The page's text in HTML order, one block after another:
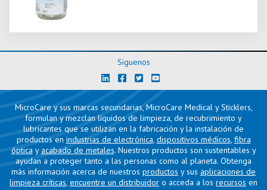
Siguenos
MicroCare y sus marcas secundarias, MicroCare Medical y Sticklers,
formulan y mezclan líquidos de limpieza, de recubrimiento y
lubricantes que se utilizan en la fabricación y la instalación de
productos en industrias de electrónica, dispositivos médicos, fibra
óptica y acabado de metales. Nuestros productos son sustentables y
ayudan a proteger tanto a las personas como al planeta. Obtenga
más información acerca de nuestros productos y sus aplicaciones de
limpieza críticas, encuentre un distribuidor o acceda a los recursos en